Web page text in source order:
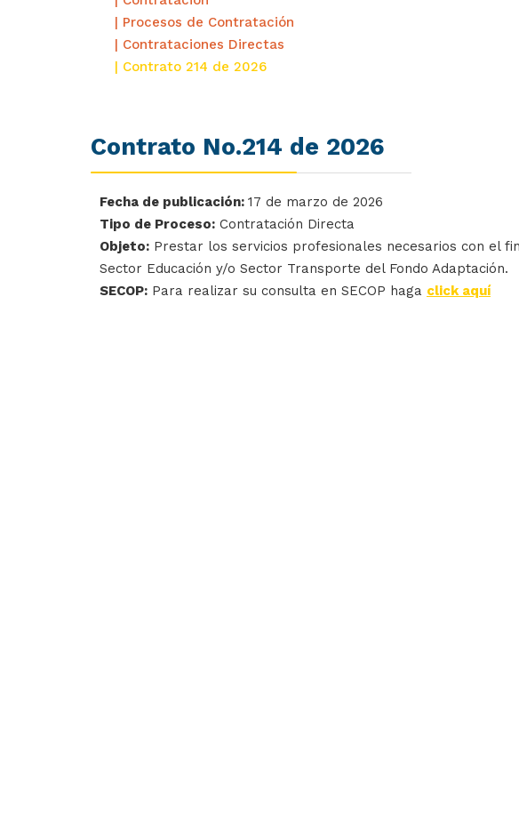
| Procesos de Contratación
| Contrataciones Directas
| Contrato 214 de 2026
Contrato No.214 de 2026
Fecha de publicación: 17 de marzo de 2026
Tipo de Proceso: Contratación Directa
Objeto: Prestar los servicios profesionales necesarios con el
Sector Educación y/o Sector Transporte del Fondo Adaptación.
SECOP: Para realizar su consulta en SECOP haga click aquí